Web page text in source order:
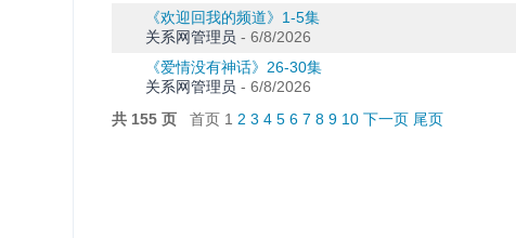
《欢迎回我的频道》1-5集
关系网管理员 -6/8/2026
《爱情没有神话》26-30集
关系网管理员 -6/8/2026
共 155 页 首页 1 2 3 4 5 6 7 8 9 10 下一页 尾页